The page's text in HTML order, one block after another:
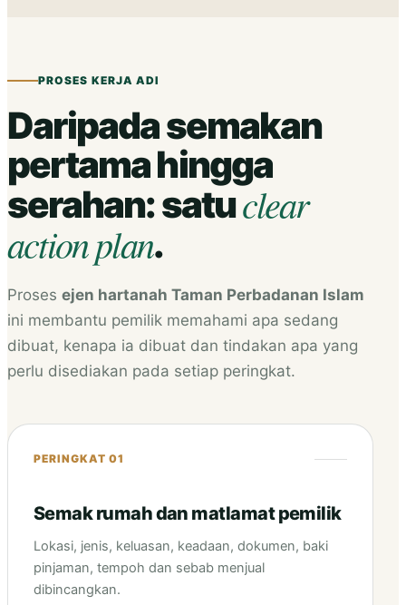
PROSES KERJA ADI
Daripada semakan
pertama hingga
serahan: satuclear
action plan.
Proses ejen hartanah Taman Perbadanan Islam
ini membantu pemilik memahami apa sedang
dibuat, kenapa ia dibuat dan tindakan apa yang
perlu disediakan pada setiap peringkat.
PERINGKAT 01
Semak rumah dan matlamat pemilik
Lokasi, jenis, keluasan, keadaan, dokumen, baki
pinjaman, tempoh dan sebab menjual
dibincangkan.